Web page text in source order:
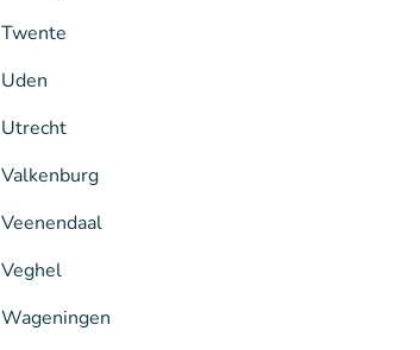
Twente
Uden
Utrecht
Valkenburg
Veenendaal
Veghel
Wageningen